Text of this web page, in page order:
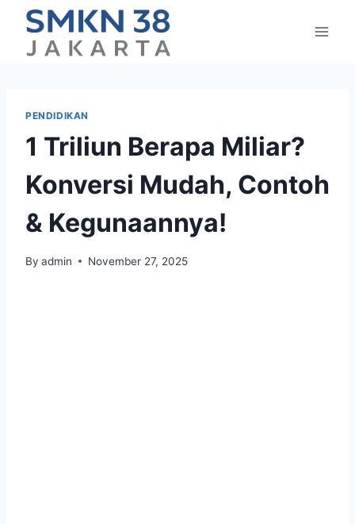
content
PENDIDIKAN
1 Triliun Berapa Miliar?
Konversi Mudah, Contoh
& Kegunaannya!
By admin November 27, 2025